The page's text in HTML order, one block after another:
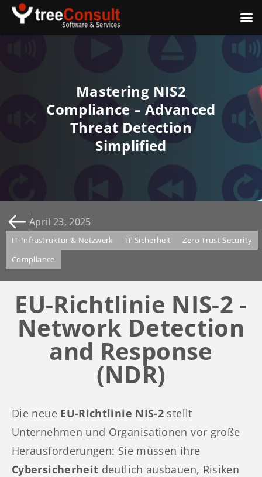
Mastering NIS2
Compliance – Advanced
Threat Detection
Simplified
April 23, 2025
IT-Infrastruktur & Netzwerk IT-Sicherheit
Zero Trust Security
Compliance
EU-Richtlinie NIS-2 -
Network Detection
and Response
(NDR)
Die neue EU-Richtlinie NIS-2 stellt
Unternehmen und Organisationen vor große
Herausforderungen: Sie müssen ihre
Cybersicherheit deutlich ausbauen, Risiken